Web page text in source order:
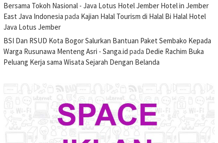
Bersama Tokoh Nasional - Java Lotus Hotel Jember Hotel in Jember
East Java Indonesia pada Kajian Halal Tourism di Halal Bi Halal Hotel
Java Lotus Jember
BSI Dan RSUD Kota Bogor Salurkan Bantuan Paket Sembako Kepada
Warga Rusunawa Menteng Asri - Sanga.id pada Dedie Rachim Buka
Peluang Kerja sama Wisata Sejarah Dengan Belanda